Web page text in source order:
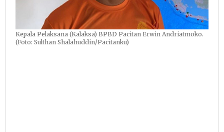
Kepala Pelaksana (Kalaksa) BPBD Pacitan Erwin Andriatmoko.
(Foto: Sulthan Shalahuddin/Pacitanku)